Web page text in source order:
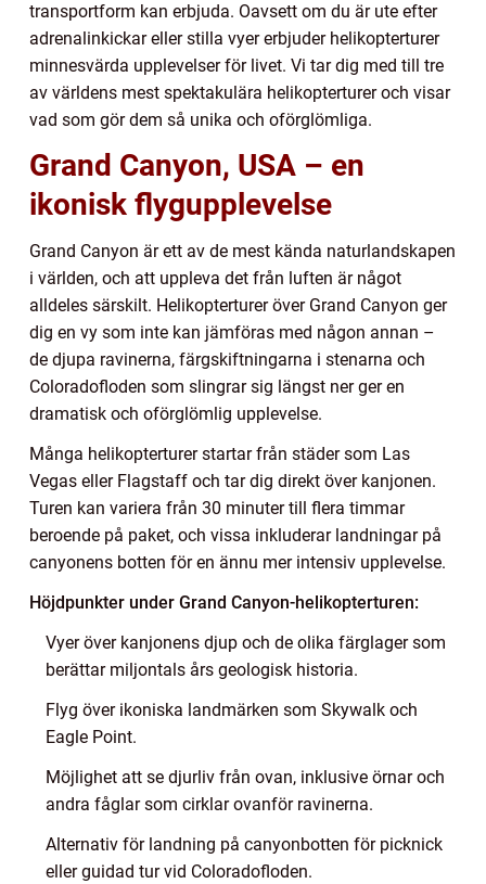
transportform kan erbjuda. Oavsett om du är ute efter
adrenalinkickar eller stilla vyer erbjuder helikopterturer
minnesvärda upplevelser för livet. Vi tar dig med till tre
av världens mest spektakulära helikopterturer och visar
vad som gör dem så unika och oförglömliga.
Grand Canyon, USA – en
ikonisk flygupplevelse
Grand Canyon är ett av de mest kända naturlandskapen
i världen, och att uppleva det från luften är något
alldeles särskilt. Helikopterturer över Grand Canyon ger
dig en vy som inte kan jämföras med någon annan –
de djupa ravinerna, färgskiftningarna i stenarna och
Coloradofloden som slingrar sig längst ner ger en
dramatisk och oförglömlig upplevelse.
Många helikopterturer startar från städer som Las
Vegas eller Flagstaff och tar dig direkt över kanjonen.
Turen kan variera från 30 minuter till flera timmar
beroende på paket, och vissa inkluderar landningar på
canyonens botten för en ännu mer intensiv upplevelse.
Höjdpunkter under Grand Canyon-helikopterturen:
Vyer över kanjonens djup och de olika färglager som
berättar miljontals års geologisk historia.
Flyg över ikoniska landmärken som Skywalk och
Eagle Point.
Möjlighet att se djurliv från ovan, inklusive örnar och
andra fåglar som cirklar ovanför ravinerna.
Alternativ för landning på canyonbotten för picknick
eller guidad tur vid Coloradofloden.